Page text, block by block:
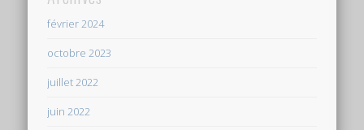
février 2024
octobre 2023
juillet 2022
juin 2022